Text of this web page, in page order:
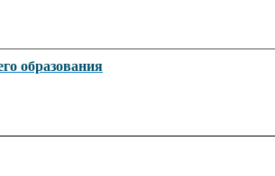
образования